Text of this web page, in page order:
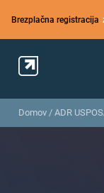
Brezplačna registracija
Domov / ADR